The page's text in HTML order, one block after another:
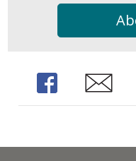
Share Share